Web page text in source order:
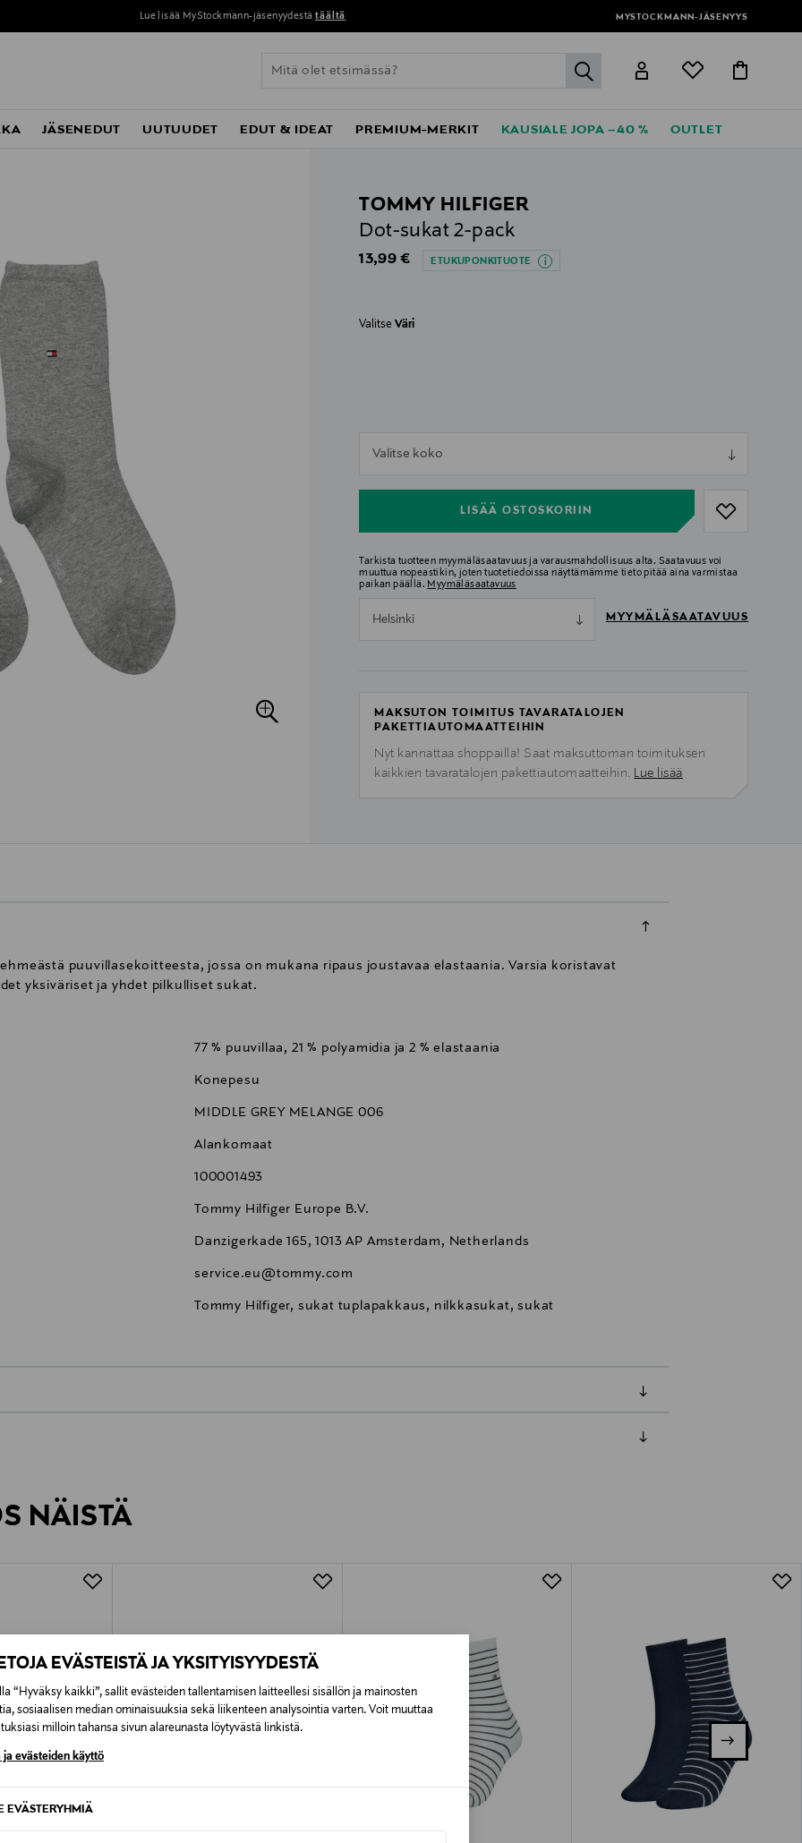
EVÄSTEISTÄ JA YKSITYISYYDESTÄ
“Hyväksy kaikki”, sallit evästeiden tallentamisen laitteellesi sisällön ja mainosten
sosiaalisen median ominaisuuksia sekä liikenteen analysointia varten. Voit muuttaa
milloin tahansa sivun alareunasta löytyvästä linkistä.
ja evästeiden käyttö
EVÄSTERYHMIÄ
Lue lisää MyStockmann-jäsenyydestä täältä MYSTOCKMANN-JÄSENYYS
label.header.go
JÄSENEDUT UUTUUDET EDUT & IDEAT PREMIUM-MERKIT KAUSIALE JOPA –40 % OUTLET
TOMMY HILFIGER
Dot-sukat 2-pack
Original Price
13,99 € ETUKUPONKITUOTE
ValitseVäri
Valitse koko
LISÄÄ OSTOSKORIIN
Tarkista tuotteen myymäläsaatavuus ja varausmahdollisuus alta. Saatavuus voi
muuttua nopeastikin, joten tuotetiedoissa näyttämämme tieto pitää aina varmistaa
paikan päällä. Myymäläsaatavuus
Helsinki MYYMÄLÄSAATAVUUS
MAKSUTON TOIMITUS TAVARATALOJEN
PAKETTIAUTOMAATTEIHIN
Nyt kannattaa shoppailla! Saat maksuttoman toimituksen
kaikkien tavaratalojen pakettiautomaatteihin. Lue lisää
puuvillasekoitteesta, jossa on mukana ripaus joustavaa elastaania. Varsia koristavat
yksiväriset ja yhdet pilkulliset sukat.
77 % puuvillaa, 21 % polyamidia ja 2 % elastaania
Konepesu
MIDDLE GREY MELANGE 006
Alankomaat
100001493
Tommy Hilfiger Europe B.V.
Danzigerkade 165, 1013 AP Amsterdam, Netherlands
service.eu@tommy.com
Tommy Hilfiger, sukat tuplapakkaus, nilkkasukat, sukat
Alk. 6,90 €, kun toimitus on saatavilla valittuun osoitteeseen.
NÄISTÄ